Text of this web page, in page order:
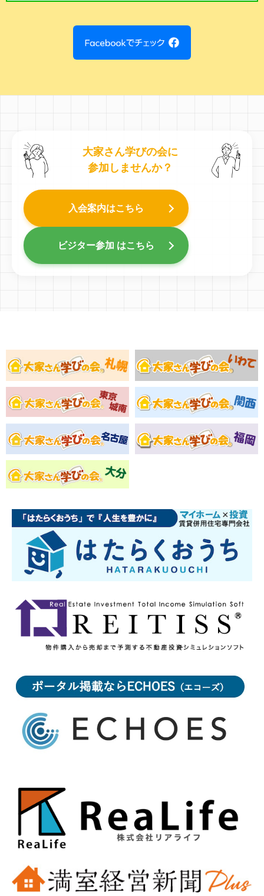
大家さん学びの会に
参加しませんか？
入会案内はこちら
ビジター参加 はこちら